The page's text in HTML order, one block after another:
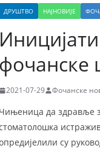
ДРУШТВО НАЈНОВИЈЕ
фочанске
2021-07-29 Фочанске
Чињеница да здравље
су